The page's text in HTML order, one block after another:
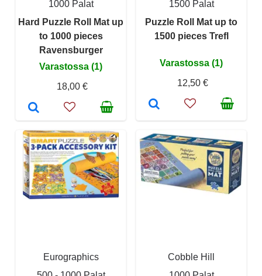
1000 Palat
Hard Puzzle Roll Mat up
to 1000 pieces
Ravensburger
Varastossa (1)
18,00 €
1500 Palat
Puzzle Roll Mat up to
1500 pieces Trefl
Varastossa (1)
12,50 €
Eurographics
Cobble Hill